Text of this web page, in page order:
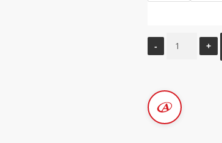
CAMISETA
ADOLESCENTE
cantidad